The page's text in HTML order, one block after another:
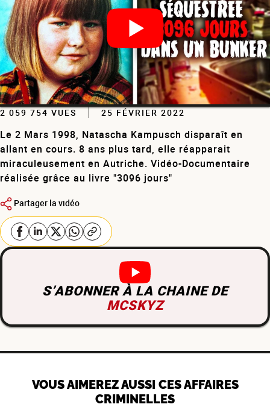
2 059 754 VUES 25 FÉVRIER 2022
Le 2 Mars 1998, Natascha Kampusch disparaît en
allant en cours. 8 ans plus tard, elle réapparait
miraculeusement en Autriche. Vidéo-Documentaire
réalisée grâce au livre "3096 jours"
Partager la vidéo
S’ABONNER À LA CHAINE DE
MCSKYZ
VOUS AIMEREZ AUSSI CES AFFAIRES
CRIMINELLES